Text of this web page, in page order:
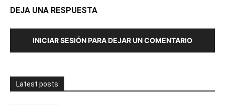
DEJA UNA RESPUESTA
INICIAR SESIÓN PARA DEJAR UN COMENTARIO
Latest posts